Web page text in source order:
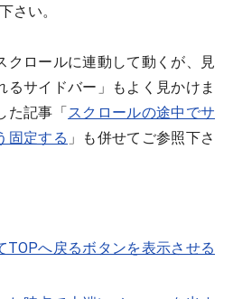
さい。
クロールに連動して動くが、見
るサイドバー」もよく見かけま
た記事「 スクロールの途中でサ
固定する 」も併せてご参照下さ
TOPへ戻るボタンを表示させる